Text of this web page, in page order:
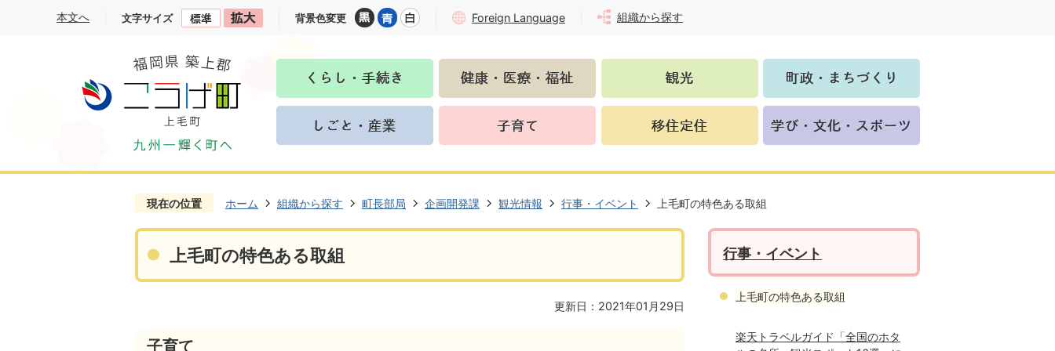
本文へ 文字サイズ 背景色変更 Foreign Language 組織から探す
現在の位置 ホーム 組織から探す 町長部局 企画開発課 観光情報 行事・イベント 上毛町の特色ある取組
上毛町の特色ある取組
更新日：2021年01月29日
子育て
行事・イベント
上毛町の特色ある取組
楽天トラベルガイド「全国のホタ